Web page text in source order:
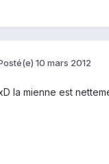
10 mars 2012
la mienne est